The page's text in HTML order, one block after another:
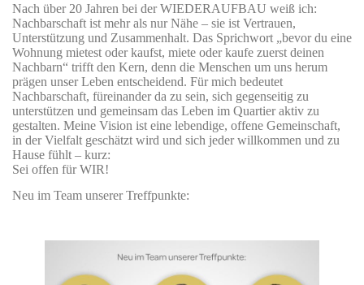
Nach über 20 Jahren bei der WIEDERAUFBAU weiß ich:
Nachbarschaft ist mehr als nur Nähe – sie ist Vertrauen,
Unterstützung und Zusammenhalt. Das Sprichwort „bevor du eine
Wohnung mietest oder kaufst, miete oder kaufe zuerst deinen
Nachbarn“ trifft den Kern, denn die Menschen um uns herum
prägen unser Leben entscheidend. Für mich bedeutet
Nachbarschaft, füreinander da zu sein, sich gegenseitig zu
unterstützen und gemeinsam das Leben im Quartier aktiv zu
gestalten. Meine Vision ist eine lebendige, offene Gemeinschaft,
in der Vielfalt geschätzt wird und sich jeder willkommen und zu
Hause fühlt – kurz:
Sei offen für WIR!
Neu im Team unserer Treffpunkte: